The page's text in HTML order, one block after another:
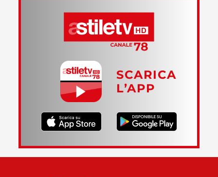
SCARICA
L’APP